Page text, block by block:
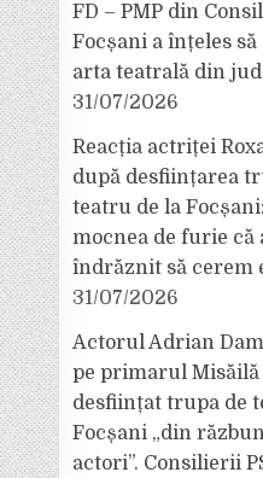
FD – PMP din
Focșani a înțeles
arta teatrală din
31/07/2026
Reacția actriței
după desființarea
teatru de la
mocnea de furie că
îndrăznit să cerem
31/07/2026
Actorul Adrian
pe primarul Misăilă
desființat trupa de
Focșani „din
actori”. Consilierii